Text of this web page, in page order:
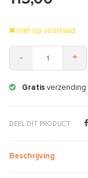
niet op voorraad
- +
Gratis
DEEL DIT PRODUCT
Beschrijving